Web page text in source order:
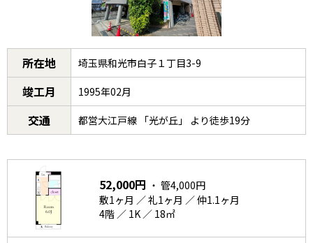
所在地 埼玉県和光市白子１丁目3-9
竣工月 1995年02月
交通 都営大江戸線 「光が丘」 より徒歩19分
52,000円 ・ 管4,000円
敷1ヶ月 ／ 礼1ヶ月 ／ 仲1.1ヶ月
4階 ／ 1K ／ 18㎡